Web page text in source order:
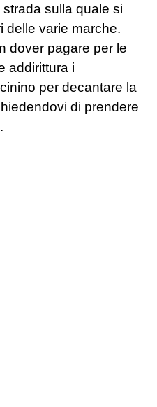
sulla quale si
delle varie marche.
dover pagare per le
addirittura i
per decantare la
di prendere